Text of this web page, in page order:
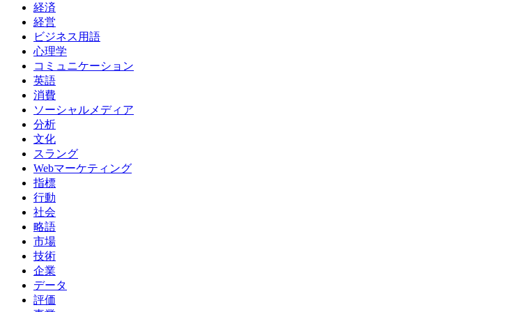
経済
経営
ビジネス用語
心理学
コミュニケーション
英語
消費
ソーシャルメディア
分析
文化
スラング
Webマーケティング
指標
行動
社会
略語
市場
技術
企業
データ
評価